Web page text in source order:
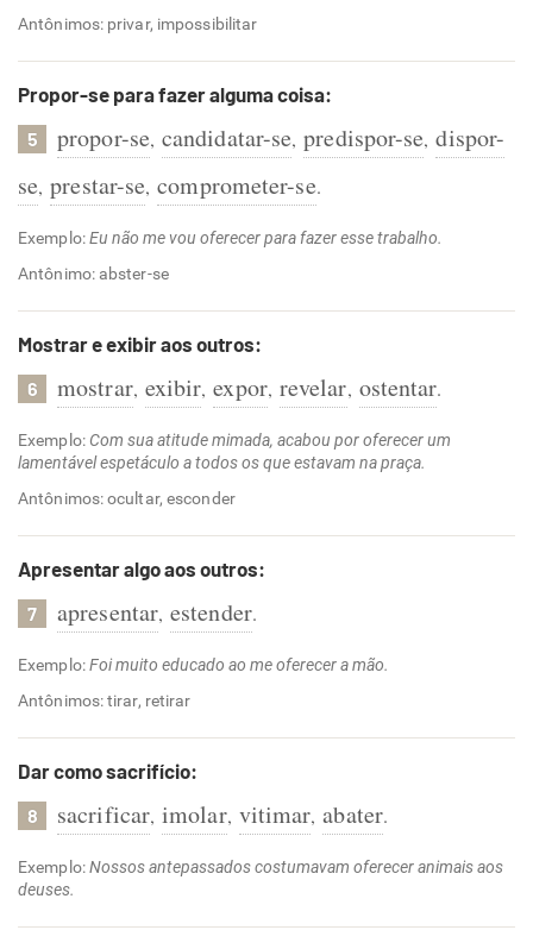
Antônimos: privar, impossibilitar
Propor-se para fazer alguma coisa:
5 propor-se, candidatar-se, predispor-se, dispor-
se, prestar-se, comprometer-se.
Exemplo:Eu não me vou oferecer para fazer esse trabalho.
Antônimo: abster-se
Mostrar e exibir aos outros:
6 mostrar, exibir, expor, revelar, ostentar.
Exemplo: Com sua atitude mimada, acabou por oferecer um
lamentável espetáculo a todos os que estavam na praça.
Antônimos: ocultar, esconder
Apresentar algo aos outros:
7 apresentar, estender.
Exemplo:Foi muito educado ao me oferecer a mão.
Antônimos: tirar, retirar
Dar como sacrifício:
8 sacrificar, imolar, vitimar, abater.
Exemplo:Nossos antepassados costumavam oferecer animais aos
deuses.